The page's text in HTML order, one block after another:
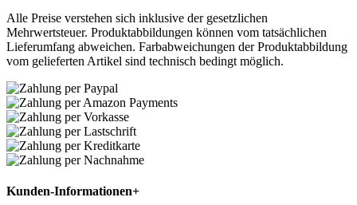
Alle Preise verstehen sich inklusive der gesetzlichen
Mehrwertsteuer. Produktabbildungen können vom tatsächlichen
Lieferumfang abweichen. Farbabweichungen der Produktabbildung
vom gelieferten Artikel sind technisch bedingt möglich.
Kunden-Informationen+